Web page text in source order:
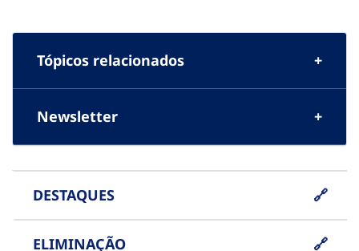
Tópicos relacionados
Newsletter
DESTAQUES
ELIMINAÇÃO